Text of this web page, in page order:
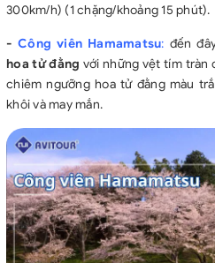
300km/h) (1 chặng/khoảng 15 phút).
-Công viên Hamamatsu: đến
hoa tử đằng với những vệt tím tràn
chiêm ngưỡng hoa tử đằng màu
khôi và may mắn.